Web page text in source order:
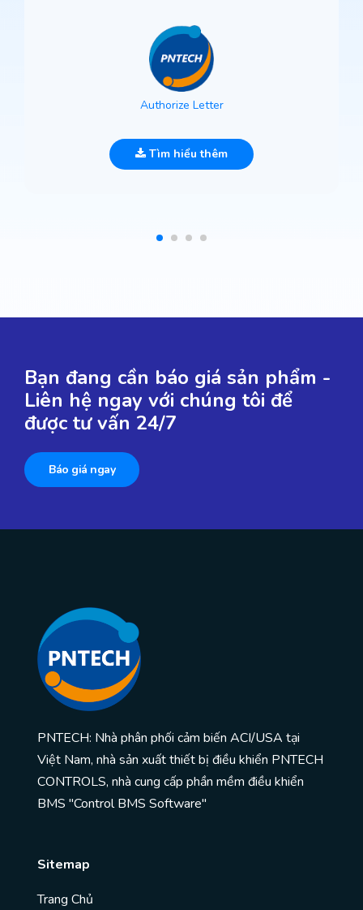
Authorize Letter
Tìm hiểu thêm
Bạn đang cần báo giá sản phẩm -
Liên hệ ngay với chúng tôi để
được tư vấn 24/7
Báo giá ngay
PNTECH: Nhà phân phối cảm biến ACI/USA tại
Việt Nam, nhà sản xuất thiết bị điều khiển PNTECH
CONTROLS, nhà cung cấp phần mềm điều khiển
BMS "Control BMS Software"
Sitemap
Trang Chủ